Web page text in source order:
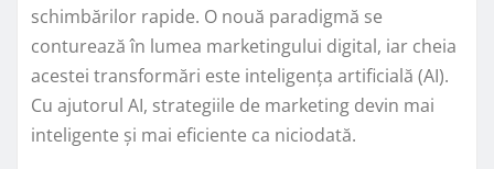
schimbărilor rapide. O nouă paradigmă se
conturează în lumea marketingului digital, iar cheia
acestei transformări este inteligența artificială (AI).
Cu ajutorul AI, strategiile de marketing devin mai
inteligente și mai eficiente ca niciodată.